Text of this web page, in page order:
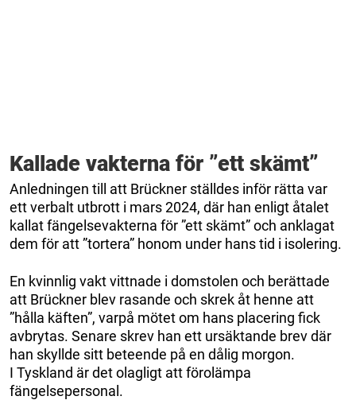
Kallade vakterna för ”ett skämt”
Anledningen till att Brückner ställdes inför rätta var
ett verbalt utbrott i mars 2024, där han enligt åtalet
kallat fängelsevakterna för ”ett skämt” och anklagat
dem för att ”tortera” honom under hans tid i isolering.
En kvinnlig vakt vittnade i domstolen och berättade
att Brückner blev rasande och skrek åt henne att
”hålla käften”, varpå mötet om hans placering fick
avbrytas. Senare skrev han ett ursäktande brev där
han skyllde sitt beteende på en dålig morgon.
I Tyskland är det olagligt att förolämpa
fängelsepersonal.